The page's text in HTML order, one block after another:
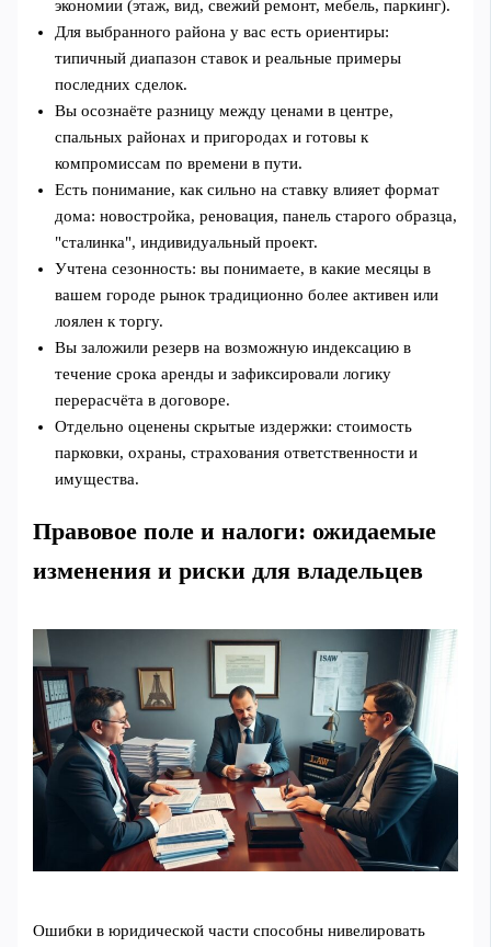
экономии (этаж, вид, свежий ремонт, мебель, паркинг).
Для выбранного района у вас есть ориентиры:
типичный диапазон ставок и реальные примеры
последних сделок.
Вы осознаёте разницу между ценами в центре,
спальных районах и пригородах и готовы к
компромиссам по времени в пути.
Есть понимание, как сильно на ставку влияет формат
дома: новостройка, реновация, панель старого образца,
"сталинка", индивидуальный проект.
Учтена сезонность: вы понимаете, в какие месяцы в
вашем городе рынок традиционно более активен или
лоялен к торгу.
Вы заложили резерв на возможную индексацию в
течение срока аренды и зафиксировали логику
перерасчёта в договоре.
Отдельно оценены скрытые издержки: стоимость
парковки, охраны, страхования ответственности и
имущества.
Правовое поле и налоги: ожидаемые
изменения и риски для владельцев
Ошибки в юридической части способны нивелировать